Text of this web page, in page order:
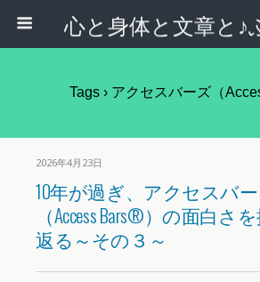
Tags › アクセスバーズ（
2026年4月23日
10年が過ぎ、アクセスバ
（Access Bars®）の面白さ
返る～その３～